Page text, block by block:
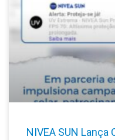
NIVEA SUN